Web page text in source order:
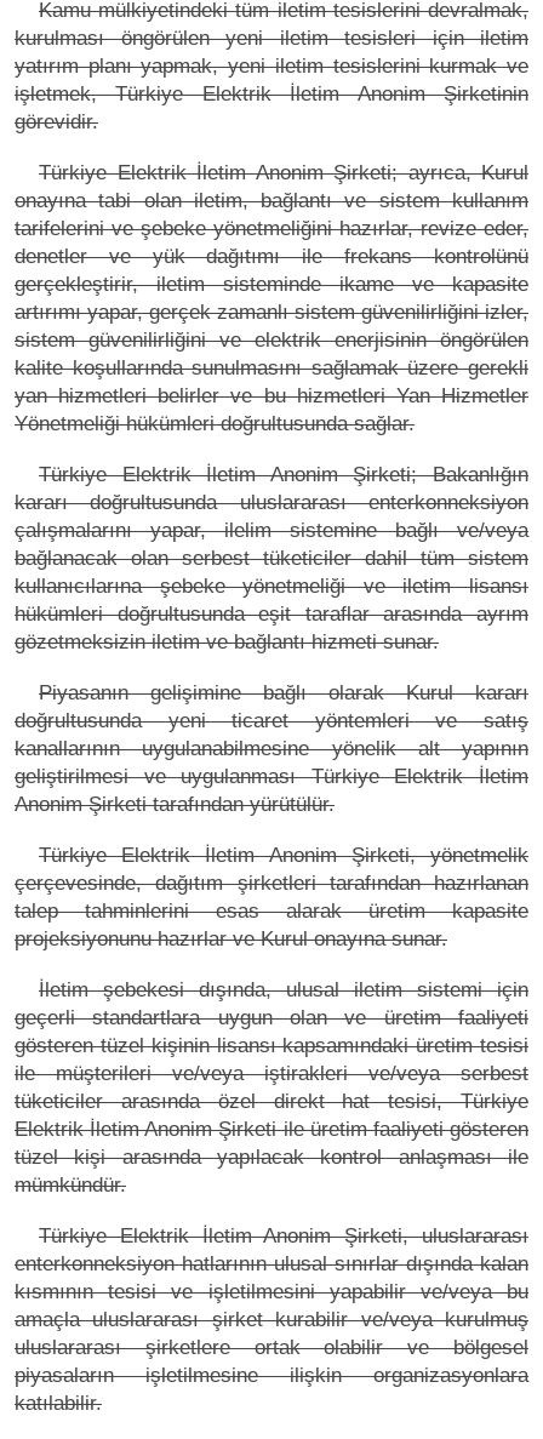
Kamu mülkiyetindeki tüm iletim tesislerini devralmak,
kurulması öngörülen yeni iletim tesisleri için iletim
yatırım planı yapmak, yeni iletim tesislerini kurmak ve
işletmek, Türkiye Elektrik İletim Anonim Şirketinin
görevidir.
Türkiye Elektrik İletim Anonim Şirketi; ayrıca, Kurul
onayına tabi olan iletim, bağlantı ve sistem kullanım
tarifelerini ve şebeke yönetmeliğini hazırlar, revize eder,
denetler ve yük dağıtımı ile frekans kontrolünü
gerçekleştirir, iletim sisteminde ikame ve kapasite
artırımı yapar, gerçek zamanlı sistem güvenilirliğini izler,
sistem güvenilirliğini ve elektrik enerjisinin öngörülen
kalite koşullarında sunulmasını sağlamak üzere gerekli
yan hizmetleri belirler ve bu hizmetleri Yan Hizmetler
Yönetmeliği hükümleri doğrultusunda sağlar.
Türkiye Elektrik İletim Anonim Şirketi; Bakanlığın
kararı doğrultusunda uluslararası enterkonneksiyon
çalışmalarını yapar, ilelim sistemine bağlı ve/veya
bağlanacak olan serbest tüketiciler dahil tüm sistem
kullanıcılarına şebeke yönetmeliği ve iletim lisansı
hükümleri doğrultusunda eşit taraflar arasında ayrım
gözetmeksizin iletim ve bağlantı hizmeti sunar.
Piyasanın gelişimine bağlı olarak Kurul kararı
doğrultusunda yeni ticaret yöntemleri ve satış
kanallarının uygulanabilmesine yönelik alt yapının
geliştirilmesi ve uygulanması Türkiye Elektrik İletim
Anonim Şirketi tarafından yürütülür.
Türkiye Elektrik İletim Anonim Şirketi, yönetmelik
çerçevesinde, dağıtım şirketleri tarafından hazırlanan
talep tahminlerini esas alarak üretim kapasite
projeksiyonunu hazırlar ve Kurul onayına sunar.
İletim şebekesi dışında, ulusal iletim sistemi için
geçerli standartlara uygun olan ve üretim faaliyeti
gösteren tüzel kişinin lisansı kapsamındaki üretim tesisi
ile müşterileri ve/veya iştirakleri ve/veya serbest
tüketiciler arasında özel direkt hat tesisi, Türkiye
Elektrik İletim Anonim Şirketi ile üretim faaliyeti gösteren
tüzel kişi arasında yapılacak kontrol anlaşması ile
mümkündür.
Türkiye Elektrik İletim Anonim Şirketi, uluslararası
enterkonneksiyon hatlarının ulusal sınırlar dışında kalan
kısmının tesisi ve işletilmesini yapabilir ve/veya bu
amaçla uluslararası şirket kurabilir ve/veya kurulmuş
uluslararası şirketlere ortak olabilir ve bölgesel
piyasaların işletilmesine ilişkin organizasyonlara
katılabilir.